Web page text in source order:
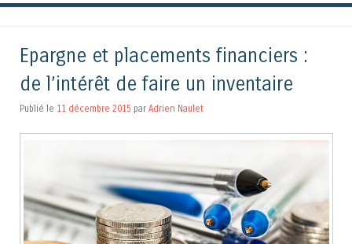
Epargne et placements financiers :
de l’intérêt de faire un inventaire
Publié le 11 décembre 2015 par Adrien Naulet